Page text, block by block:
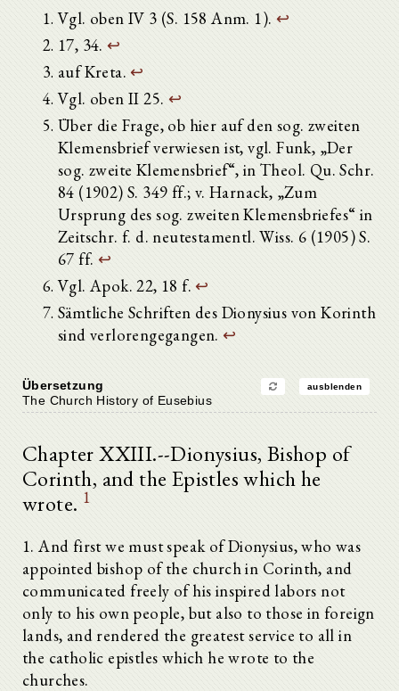
Vgl. oben IV 3 (S. 158 Anm. 1). ↩
17, 34.↩
auf Kreta. ↩
Vgl. oben II 25. ↩
Über die Frage, ob hier auf den sog. zweiten
Klemensbrief verwiesen ist, vgl. Funk, „Der
sog. zweite Klemensbrief“, in Theol. Qu. Schr.
84 (1902) S. 349 ff.; v. Harnack, „Zum
Ursprung des sog. zweiten Klemensbriefes“ in
Zeitschr. f. d. neutestamentl. Wiss. 6 (1905) S.
67 ff. ↩
Vgl. Apok. 22, 18 f. ↩
Sämtliche Schriften des Dionysius von Korinth
sind verlorengegangen. ↩
Übersetzung ausblenden
The Church History of Eusebius
Chapter XXIII.--Dionysius, Bishop of
Corinth, and the Epistles which he
wrote. 1
1. And first we must speak of Dionysius, who was
appointed bishop of the church in Corinth, and
communicated freely of his inspired labors not
only to his own people, but also to those in foreign
lands, and rendered the greatest service to all in
the catholic epistles which he wrote to the
churches.